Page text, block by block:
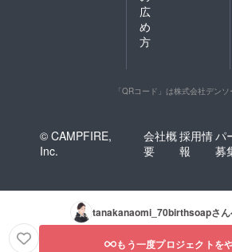
広
め
方
「QRコード」は株式会社デン
© CAMPFIRE,
Inc.
会社概
要
採用情
報
パ
募
tanakanaomi_70birthsoapさ
もう一度プロジェクトを